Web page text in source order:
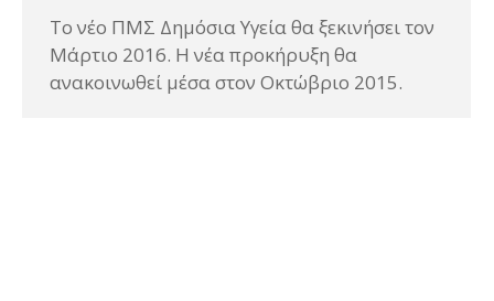
Το νέο ΠΜΣ Δημόσια Υγεία θα ξεκινήσει τον
Μάρτιο 2016. Η νέα προκήρυξη θα
ανακοινωθεί μέσα στον Οκτώβριο 2015.